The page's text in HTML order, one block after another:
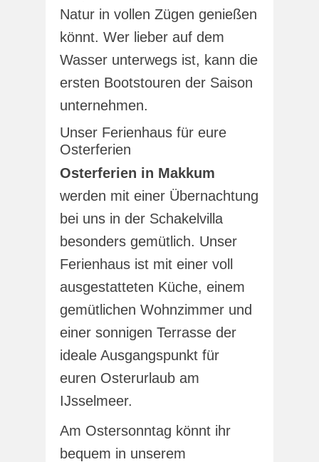
Natur in vollen Zügen genießen
könnt. Wer lieber auf dem
Wasser unterwegs ist, kann die
ersten Bootstouren der Saison
unternehmen.
Unser Ferienhaus für eure
Osterferien
Osterferien in Makkum
werden mit einer Übernachtung
bei uns in der Schakelvilla
besonders gemütlich. Unser
Ferienhaus ist mit einer voll
ausgestatteten Küche, einem
gemütlichen Wohnzimmer und
einer sonnigen Terrasse der
ideale Ausgangspunkt für
euren Osterurlaub am
IJsselmeer.
Am Ostersonntag könnt ihr
bequem in unserem